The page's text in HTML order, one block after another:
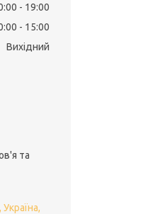
19:00
15:00
Вихідний
та